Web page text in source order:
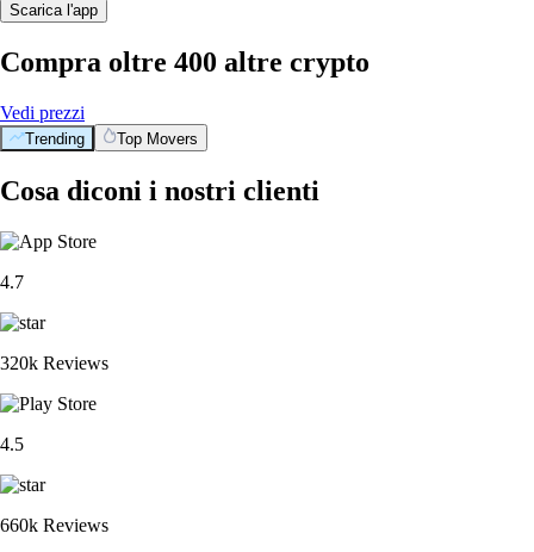
Scarica l'app
Compra oltre 400 altre crypto
Vedi prezzi
Trending Top Movers
Cosa diconi i nostri clienti
4.7
320k Reviews
4.5
660k Reviews